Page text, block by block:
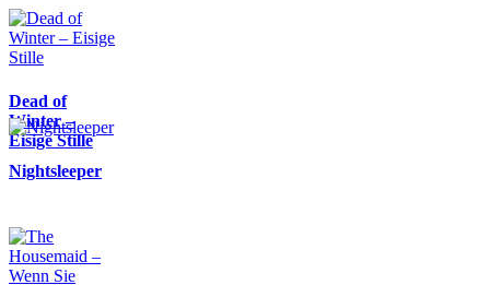
Dead of
Winter –
Eisige Stille
Nightsleeper